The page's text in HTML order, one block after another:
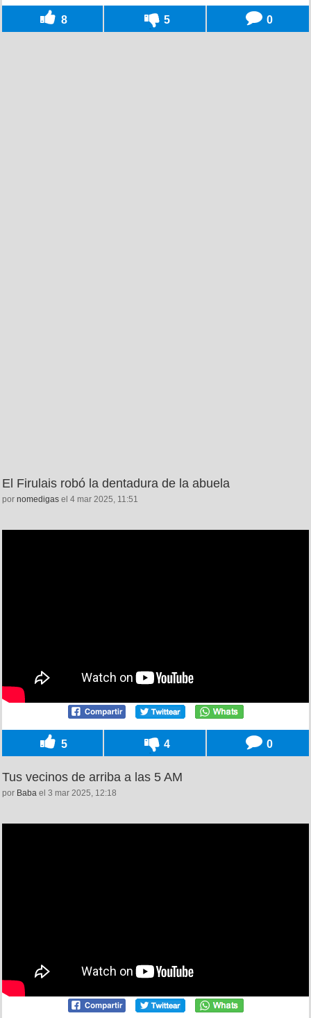
8 5 0
El Firulais robó la dentadura de la abuela
por nomedigas el 4 mar 2025, 11:51
5 4 0
Tus vecinos de arriba a las 5 AM
por Baba el 3 mar 2025, 12:18